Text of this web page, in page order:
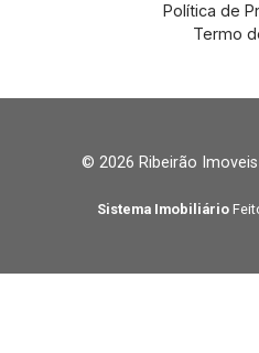
Política de
Termo
© 2026 Ribeirão Imoveis
Sistema Imobiliário